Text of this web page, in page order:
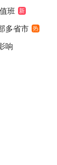
班 新
多省市 热
响